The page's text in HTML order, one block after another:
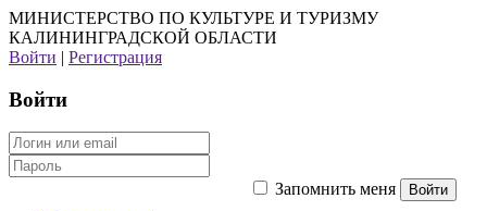
МИНИСТЕРСТВО ПО КУЛЬТУРЕ И ТУРИЗМУ
КАЛИНИНГРАДСКОЙ ОБЛАСТИ
Войти | Регистрация
Войти
Запомнить меня